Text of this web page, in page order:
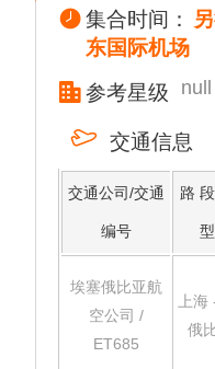
集合时间：
东国际机场
参考星级
null
交通信息
交通公司/交通
编号
路
埃塞俄比亚航
空公司 /
ET685
上海
俄